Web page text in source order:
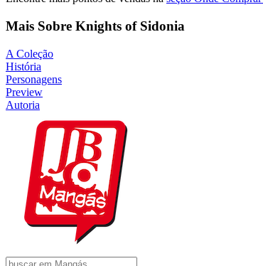
Mais Sobre Knights of Sidonia
A Coleção
História
Personagens
Preview
Autoria